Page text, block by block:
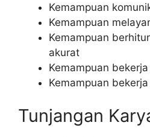
Kemampuan
Kemampuan
Kemampuan
akurat
Kemampuan
Kemampuan
Tunjangan